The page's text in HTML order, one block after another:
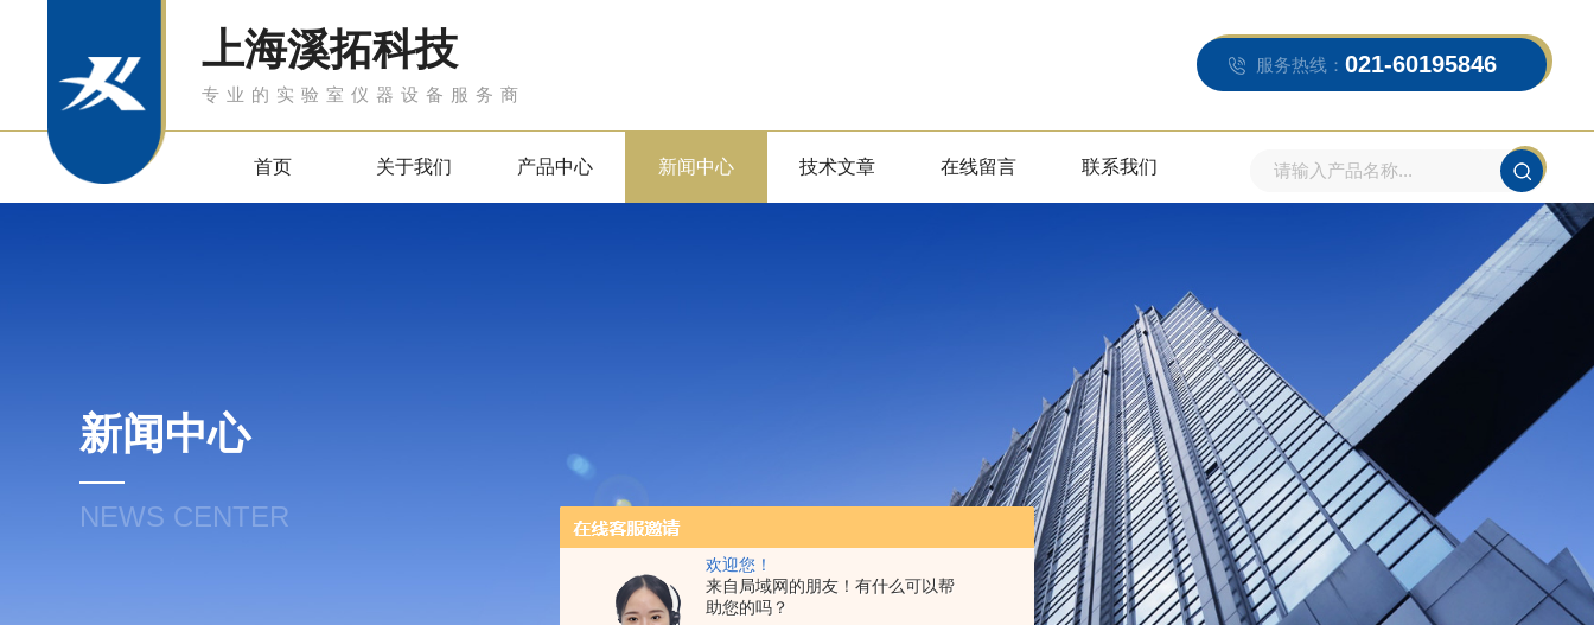
欢迎您！
来自局域网的朋友！有什么可以帮
助您的吗？
上海溪拓科技
专业的实验室仪器设备服务商
服务热线： 021-60195846
首页 关于我们 产品中心 新闻中心 技术文章 在线留言 联系我们
新闻中心
NEWS CENTER